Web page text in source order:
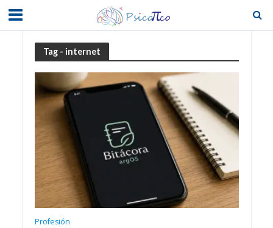
Tag - internet
Profesión